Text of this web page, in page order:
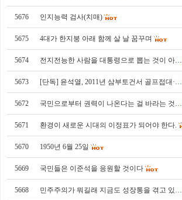
5676 인지능력 검사(치매)
5675 4대가 한지붕 아래 함께 살 날 꿈꾸며
5674 전지전능한 사람을 대통령으로 뽑는 것이 아…
5673 [단독] 윤석열, 2011년 삼부토건서 골프접대·…
5672 국민으로부터 권력이 나온다는 걸 바라는 것…
5671 환경이 새로운 시대의 이정표가 되어야 한다.
5670 1950년 6월 25일
5669 국민들은 이준석을 응원할 것이다
5668 민주주의가 뭐길래 지금도 성장통을 겪고 있…